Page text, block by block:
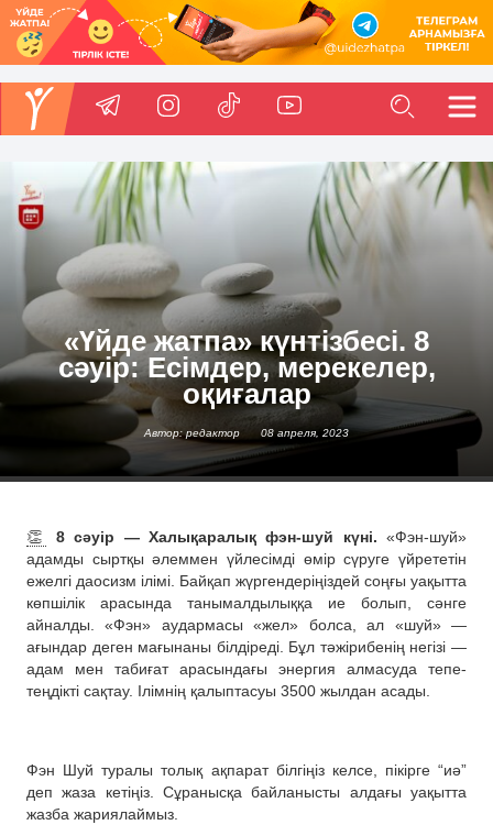
«Үйде жатпа» күнтізбесі. 8
сәуір: Есімдер, мерекелер,
оқиғалар
Автор: редактор 08 апреля, 2023
👏 8 сәуір — Халықаралық фэн-шуй күні. «Фэн-шуй»
адамды сыртқы әлеммен үйлесімді өмір сүруге үйрететін
ежелгі даосизм ілімі. Байқап жүргендеріңіздей соңғы уақытта
көпшілік арасында танымалдылыққа ие болып, сәнге
айналды. «Фэн» аудармасы «жел» болса, ал «шуй» —
ағындар деген мағынаны білдіреді. Бұл тәжірибенің негізі —
адам мен табиғат арасындағы энергия алмасуда тепе-
теңдікті сақтау. Ілімнің қалыптасуы 3500 жылдан асады.
Фэн Шуй туралы толық ақпарат білгіңіз келсе, пікірге “иә”
деп жаза кетіңіз. Сұранысқа байланысты алдағы уақытта
жазба жариялаймыз.